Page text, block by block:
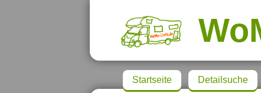
Startseite Detailsuche